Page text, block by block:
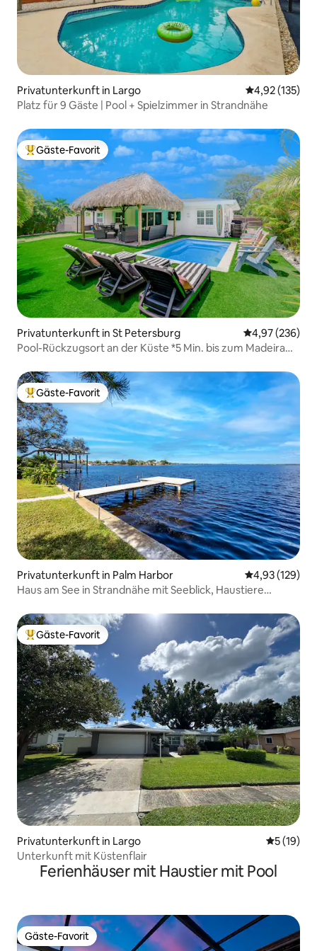
Privatunterkunft in Largo
4,92 (135)
Platz für 9 Gäste | Pool + Spielzimmer in Strandnähe
Beliebter Gäste-Favorit.
Gäste-Favorit
Privatunterkunft in St Petersburg
4,97 (236)
Pool-Rückzugsort an der Küste *5 Min. bis zum Madeira
Beliebter Gäste-Favorit.
Gäste-Favorit
Privatunterkunft in Palm Harbor
4,93 (129)
Haus am See in Strandnähe mit Seeblick, Haustiere
Beliebter Gäste-Favorit.
Gäste-Favorit
Privatunterkunft in Largo
5 (19)
Unterkunft mit Küstenflair
Ferienhäuser mit Haustier mit Pool
Gäste-Favorit
Gäste-Favorit